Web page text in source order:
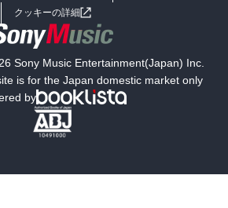
小説
海外小説
SF
文学
クッキーの詳細
Sony Music Entertainment(Japan) Inc.
is for the Japan domestic market only
by